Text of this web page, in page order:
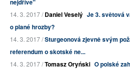
nejdříve"
14. 3. 2017 /Daniel Veselý Je 3. světová
o plané hrozby?
14. 3. 2017 /Sturgeonová zjevně svým
referendum o skotské ne...
14. 3. 2017 /Tomasz Oryński O polské